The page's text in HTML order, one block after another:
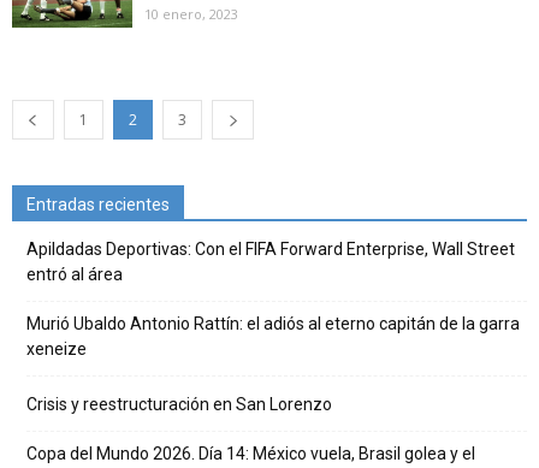
10 enero, 2023
1 2 3
Entradas recientes
Apildadas Deportivas: Con el FIFA Forward Enterprise, Wall Street
entró al área
Murió Ubaldo Antonio Rattín: el adiós al eterno capitán de la garra
xeneize
Crisis y reestructuración en San Lorenzo
Copa del Mundo 2026. Día 14: México vuela, Brasil golea y el